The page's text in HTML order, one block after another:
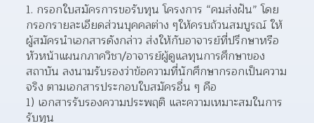
กรอกใบสมัครการขอรับทุน โครงการ “คมส่งฝัน” โดย
กรอกรายละเอียดส่วนบุคคลต่าง ๆให้ครบถ้วนสมบูรณ์ ให้
ผู้สมัครนำเอกสารดังกล่าว ส่งให้กับอาจารย์ที่ปรึกษาหรือ
หัวหน้าแผนกภาควิชา/อาจารย์ผู้ดูแลทุนการศึกษาของ
สถาบัน ลงนามรับรองว่าข้อความที่นักศึกษากรอกเป็นความ
จริง ตามเอกสารประกอบใบสมัครอื่น ๆ คือ
1) เอกสารรับรองความประพฤติ และความเหมาะสมในการ
รับทุน